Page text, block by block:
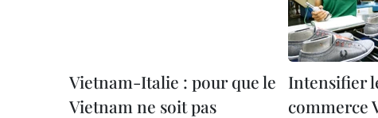
Vietnam-Italie : pour que le
Vietnam ne soit pas
Intensifier
commerce